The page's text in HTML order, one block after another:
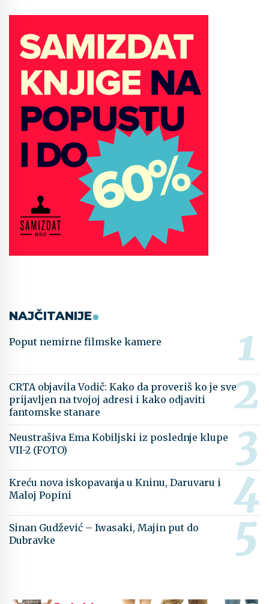
NAJČITANIJE
Poput nemirne filmske kamere
CRTA objavila Vodič: Kako da proveriš ko je sve
prijavljen na tvojoj adresi i kako odjaviti
fantomske stanare
Neustrašiva Ema Kobiljski iz poslednje klupe
VII-2 (FOTO)
Kreću nova iskopavanja u Kninu, Daruvaru i
Maloj Popini
Sinan Gudžević – Iwasaki, Majin put do
Dubravke